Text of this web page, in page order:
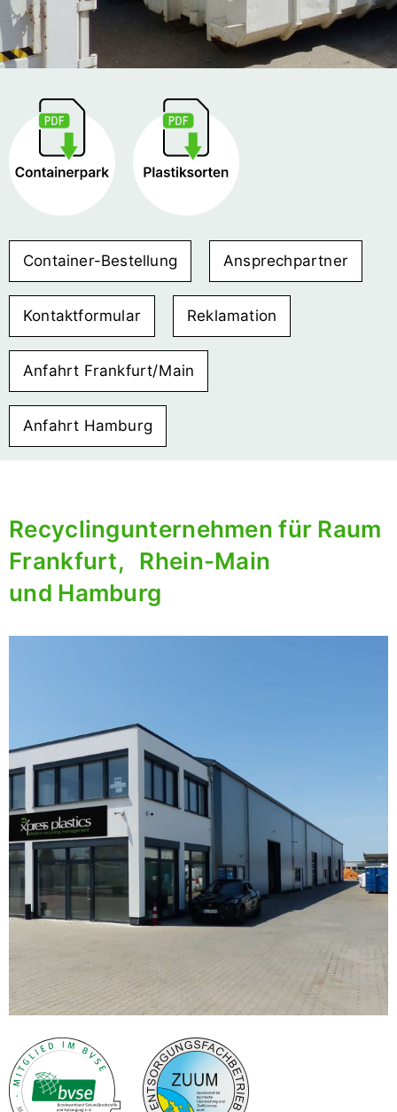
Container-Bestellung Ansprechpartner
Kontaktformular Reklamation
Anfahrt Frankfurt/Main
Anfahrt Hamburg
Recyclingunternehmen für Raum
Frankfurt, Rhein-Main
und Hamburg